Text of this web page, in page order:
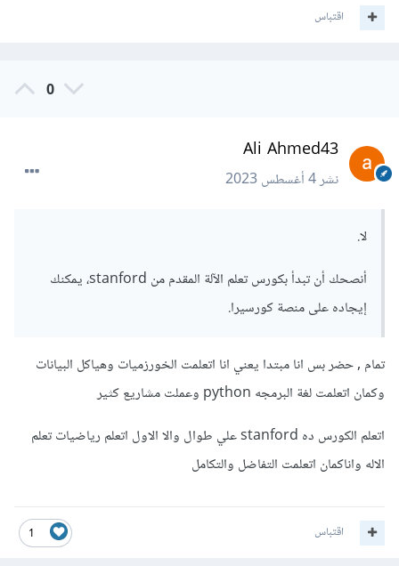
اقتباس
0
Ali Ahmed43
نشر4 أغسطس 2023
لا.
أنصحك أن تبدأ بكورس تعلم الآلة المقدم من stanford، يمكنك
إيجاده على منصة كورسيرا.
تمام , حضر بس انا مبتدا يعني انا اتعلمت الخورزميات وهياكل البيانات
وكمان اتعلمت لغة البرمجه python وعملت مشاريع كثير
اتعلم الكورس ده stanford علي طوال والا الاول اتعلم رياضيات تعلم
الاله واناكمان اتعلمت التفاضل والتكامل
1 اقتباس